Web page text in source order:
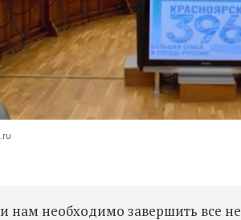
нам необходимо завершить все